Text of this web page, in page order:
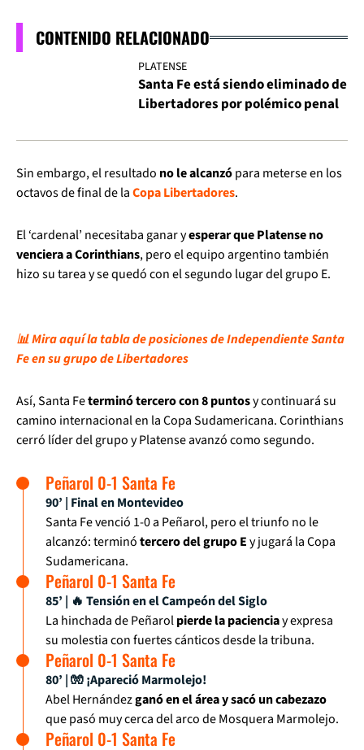
CONTENIDO RELACIONADO
PLATENSE
Santa Fe está siendo eliminado de
Libertadores por polémico penal
Sin embargo, el resultado no le alcanzópara meterse en los
octavos de final de laCopa Libertadores.
El ‘cardenal’ necesitaba ganar yesperar que Platense no
venciera a Corinthians, pero el equipo argentino también
hizo su tarea y se quedó con el segundo lugar del grupo E.
📊 Mira aquí la tabla de posiciones de Independiente Santa
Fe en su grupo de Libertadores
Así, Santa Feterminó tercero con 8 puntosy continuará su
camino internacional en la Copa Sudamericana. Corinthians
cerró líder del grupo y Platense avanzó como segundo.
Peñarol 0-1 Santa Fe
90’ | Final en Montevideo
Santa Fe venció 1-0 a Peñarol, pero el triunfo no le
alcanzó: terminótercero del grupo Ey jugará la Copa
Sudamericana.
Peñarol 0-1 Santa Fe
85’ | 🔥 Tensión en el Campeón del Siglo
La hinchada de Peñarolpierde la pacienciay expresa
su molestia con fuertes cánticos desde la tribuna.
Peñarol 0-1 Santa Fe
80’ | 🧤 ¡Apareció Marmolejo!
Abel Hernándezganó en el área y sacó un cabezazo
que pasó muy cerca del arco de Mosquera Marmolejo.
Peñarol 0-1 Santa Fe